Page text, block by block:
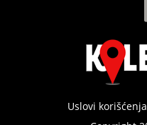
Uslovi korišćenja